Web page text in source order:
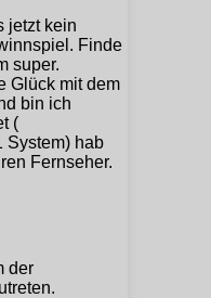
jetzt kein
Finde
super.
Glück mit dem
bin ich
(
System) hab
Fernseher.
der